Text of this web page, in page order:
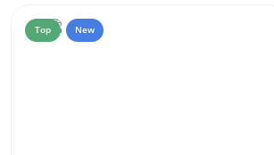
Top New